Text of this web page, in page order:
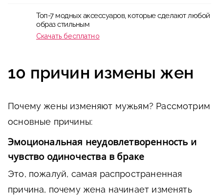
Топ-7 модных аксессуаров, которые сделают любой
образ стильным
Скачать бесплатно
10 причин измены жен
Почему жены изменяют мужьям? Рассмотрим
основные причины:
Эмоциональная неудовлетворенность и
чувство одиночества в браке
Это, пожалуй, самая распространенная
причина, почему жена начинает изменять